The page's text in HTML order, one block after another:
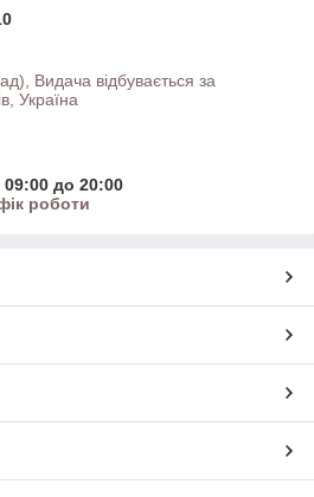
Видача відбувається за
Україна
до 20:00
роботи